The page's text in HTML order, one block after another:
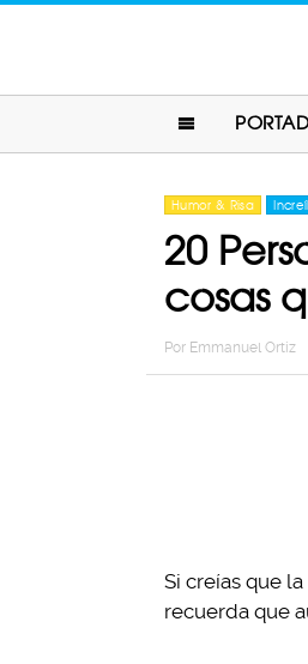
Humor & Risa
20
cosas
Por Emmanuel Ortiz
Si creías que
recuerda que